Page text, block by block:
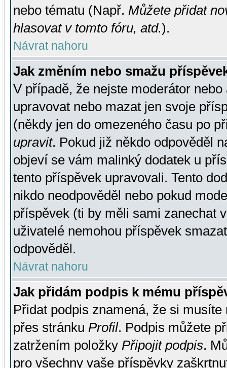
nebo tématu (Např. Můžete přidat
hlasovat v tomto fóru, atd.).
Návrat nahoru
Jak změním nebo smažu
V případě, že nejste moderátor
upravovat nebo mazat jen svoje
(někdy jen do omezeného času po
upravit. Pokud již někdo odpověděl
objeví se vám malinký dodatek u
tento příspěvek upravovali. Tento
nikdo neodpověděl nebo pokud
příspěvek (ti by měli sami zanechat
uživatelé nemohou příspěvek
odpověděl.
Návrat nahoru
Jak přidám podpis k mému
Přidat podpis znamená, že si
přes stránku Profil. Podpis můžete
zatržením položky Připojit podpis.
pro všechny vaše příspěvky